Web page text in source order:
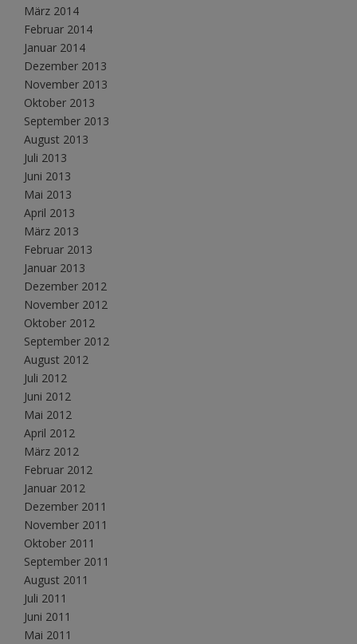
März 2014
Februar 2014
Januar 2014
Dezember 2013
November 2013
Oktober 2013
September 2013
August 2013
Juli 2013
Juni 2013
Mai 2013
April 2013
März 2013
Februar 2013
Januar 2013
Dezember 2012
November 2012
Oktober 2012
September 2012
August 2012
Juli 2012
Juni 2012
Mai 2012
April 2012
März 2012
Februar 2012
Januar 2012
Dezember 2011
November 2011
Oktober 2011
September 2011
August 2011
Juli 2011
Juni 2011
Mai 2011